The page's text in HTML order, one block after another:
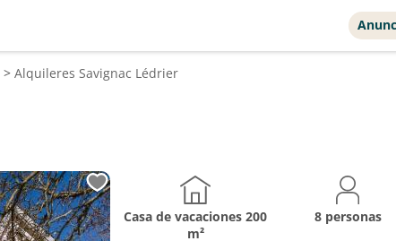
> Alquileres Savignac Lédrier
Casa de vacaciones 200
m²
8 personas